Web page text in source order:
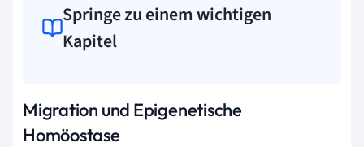
Springe zu einem wichtigen
Kapitel
Migration und Epigenetische
Homöostase